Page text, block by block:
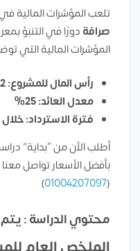
تلعب المؤشرات المالية
صرافة دورًا في التنبؤ
المؤشرات المالية التي
رأس المال للمشروع: 1.2 مليون دولار
معدل العائد: 25%
فترة الاسترداد: خلال
أطلب الأن من “بداية”
بأفضل الأسعار تواصل
(
01004207097
)
محتوي الدراسة :